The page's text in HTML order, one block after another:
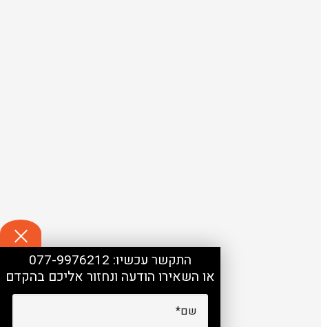
התקשר עכשיו:
או השאירו הודעה ונחזור אליכם בהקדם